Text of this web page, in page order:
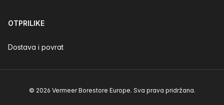
OTPRILIKE
Dostava i povrat
© 2026 Vermeer Borestore Europe. Sva prava pridržana.